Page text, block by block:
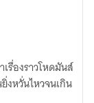
รื่องราวโหดมันส์
งหวั่นไหวจนเกิน